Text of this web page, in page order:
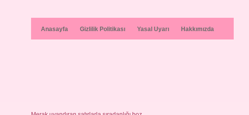
Anasayfa Gizlilik Politikası Yasal Uyarı Hakkımızda